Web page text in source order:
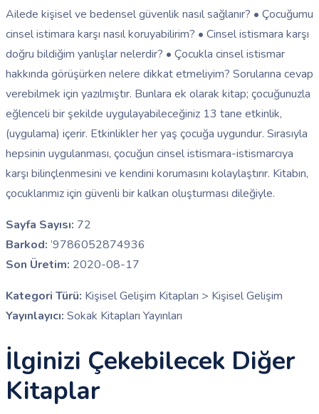
Ailede kişisel ve bedensel güvenlik nasıl sağlanır? • Çocuğumu
cinsel istimara karşı nasıl koruyabilirim? • Cinsel istismara karşı
doğru bildiğim yanlışlar nelerdir? • Çocukla cinsel istismar
hakkında görüşürken nelere dikkat etmeliyim? Sorularına cevap
verebilmek için yazılmıştır. Bunlara ek olarak kitap; çocuğunuzla
eğlenceli bir şekilde uygulayabileceğiniz 13 tane etkinlik,
(uygulama) içerir. Etkinlikler her yaş çocuğa uygundur. Sırasıyla
hepsinin uygulanması, çocuğun cinsel istismara-istismarcıya
karşı bilinçlenmesini ve kendini korumasını kolaylaştırır. Kitabın,
çocuklarımız için güvenli bir kalkan oluşturması dileğiyle.
Sayfa Sayısı: 72
Barkod: ‘9786052874936
Son Üretim: 2020-08-17
Kategori Türü: Kişisel Gelişim Kitapları > Kişisel Gelişim
Yayınlayıcı: Sokak Kitapları Yayınları
İlginizi Çekebilecek Diğer
Kitaplar